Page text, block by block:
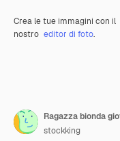
Crea le tue immagini con il
nostro editor di foto.
stockking